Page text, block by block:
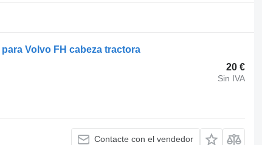
Volvo FH cabeza tractora
20 €
Sin IVA
Contacte con el vendedor